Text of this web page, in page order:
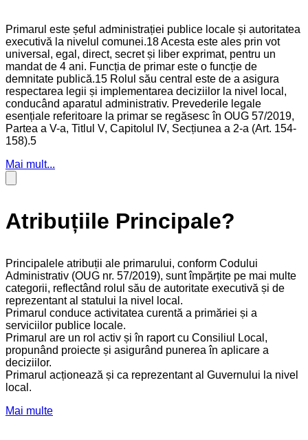
Primarul este șeful administrației publice locale și autoritatea
executivă la nivelul comunei.18 Acesta este ales prin vot
universal, egal, direct, secret și liber exprimat, pentru un
mandat de 4 ani. Funcția de primar este o funcție de
demnitate publică.15 Rolul său central este de a asigura
respectarea legii și implementarea deciziilor la nivel local,
conducând aparatul administrativ. Prevederile legale
esențiale referitoare la primar se regăsesc în OUG 57/2019,
Partea a V-a, Titlul V, Capitolul IV, Secțiunea a 2-a (Art. 154-
158).5
Mai mult...
Atribuțiile Principale?
Principalele atribuții ale primarului, conform Codului
Administrativ (OUG nr. 57/2019), sunt împărțite pe mai multe
categorii, reflectând rolul său de autoritate executivă și de
reprezentant al statului la nivel local.
Primarul conduce activitatea curentă a primăriei și a
serviciilor publice locale.
Primarul are un rol activ și în raport cu Consiliul Local,
propunând proiecte și asigurând punerea în aplicare a
deciziilor.
Primarul acționează și ca reprezentant al Guvernului la nivel
local.
Mai multe